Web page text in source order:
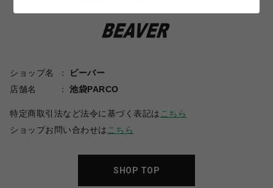
ショップ名
ビーバー
店舗名
池袋PARCO
特定商取引法など法令に基づく表記は こちら
ショップお問い合わせは こちら
SHOP TOP